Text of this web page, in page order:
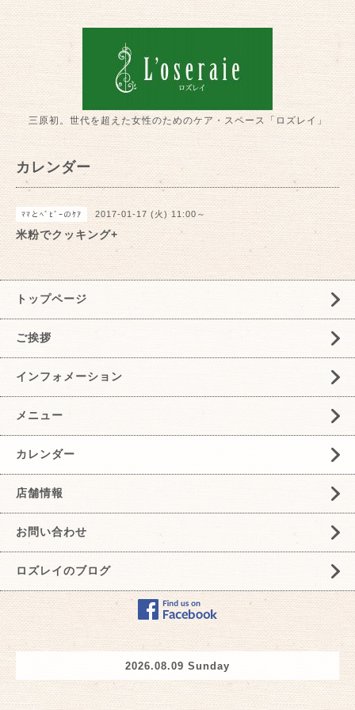
三原初。世代を超えた女性のためのケア・スペース「ロズレイ」
カレンダー
ﾏﾏとﾍﾞﾋﾞｰのｹｱ 2017-01-17 (火) 11:00～
米粉でクッキング+
トップページ
ご挨拶
インフォメーション
メニュー
カレンダー
店舗情報
お問い合わせ
ロズレイのブログ
2026.08.09 Sunday